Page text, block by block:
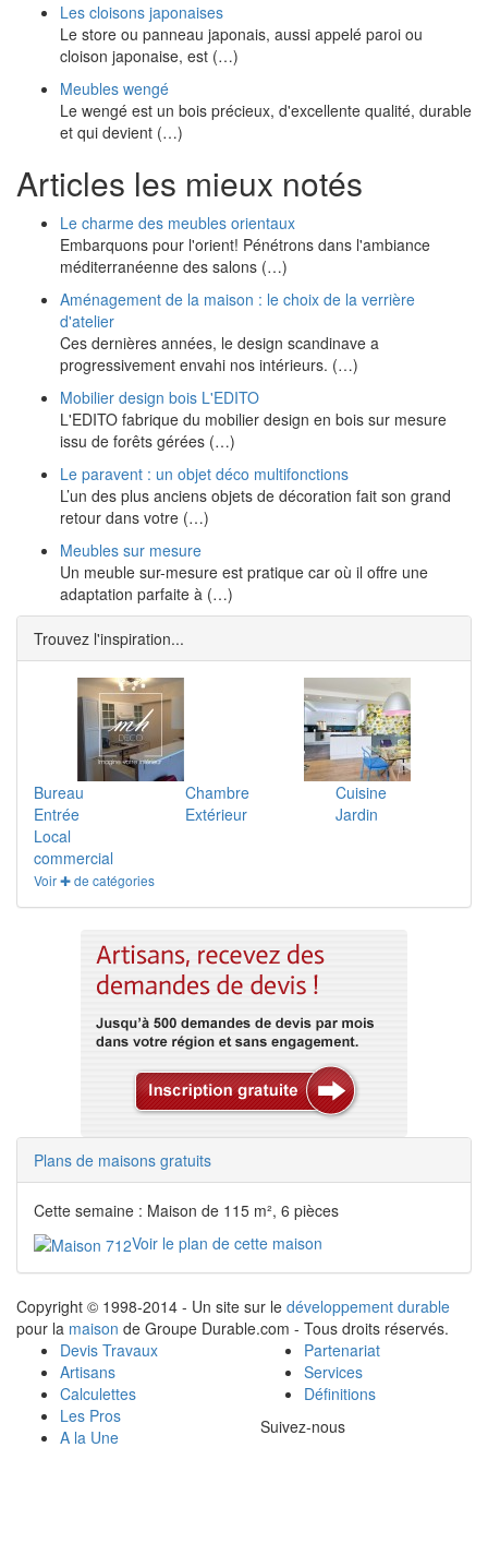
Les cloisons japonaises
Le store ou panneau japonais, aussi appelé paroi ou
cloison japonaise, est (…)
Meubles wengé
Le wengé est un bois précieux, d'excellente qualité, durable
et qui devient (…)
Articles les mieux notés
Le charme des meubles orientaux
Embarquons pour l'orient! Pénétrons dans l'ambiance
méditerranéenne des salons (…)
Aménagement de la maison : le choix de la verrière
d'atelier
Ces dernières années, le design scandinave a
progressivement envahi nos intérieurs. (…)
Mobilier design bois L'EDITO
L'EDITO fabrique du mobilier design en bois sur mesure
issu de forêts gérées (…)
Le paravent : un objet déco multifonctions
L’un des plus anciens objets de décoration fait son grand
retour dans votre (…)
Meubles sur mesure
Un meuble sur-mesure est pratique car où il offre une
adaptation parfaite à (…)
Trouvez l'inspiration...
Bureau Chambre
Cuisine
Entrée
Extérieur
Jardin
Local
commercial
Voir ✚ de catégories
Plans de maisons gratuits
Cette semaine : Maison de 115 m², 6 pièces
Voir le plan de cette maison
Copyright © 1998-2014 - Un site sur le développement durable
pour la maison de Groupe Durable.com - Tous droits réservés.
Devis Travaux
Artisans
Calculettes
Les Pros
A la Une
Partenariat
Services
Définitions
Suivez-nous